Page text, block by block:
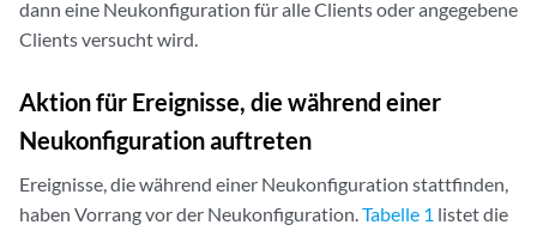
dann eine Neukonfiguration für alle Clients oder angegebene
Clients versucht wird.
Aktion für Ereignisse, die während einer
Neukonfiguration auftreten
Ereignisse, die während einer Neukonfiguration stattfinden,
haben Vorrang vor der Neukonfiguration.Tabelle 1 listet die